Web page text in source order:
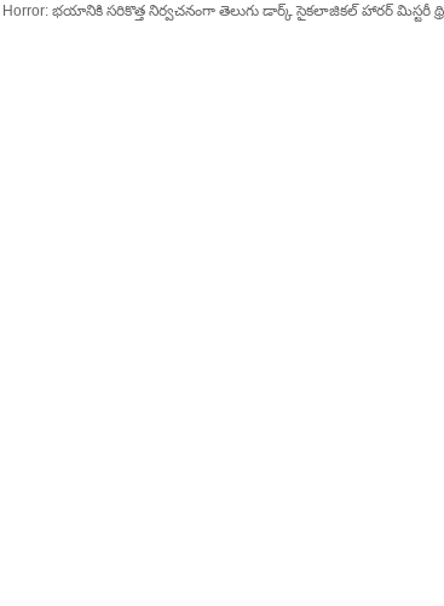
అభిరుచులకు అనుగుణంగా
Horror: భయానికి సరికొత్త నిర్వచనంగా తెలుగు డార్క్ సైకలాజికల్ హారర్ మిస్టరీ